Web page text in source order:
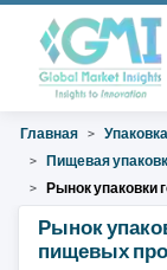
Главная Упаковка
Пищевая
Рынок упаковки
Рынок
пищевых